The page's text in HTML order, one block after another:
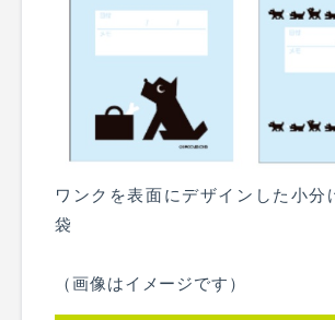
ワンクを表面にデザインした小分
袋
（画像はイメージです）